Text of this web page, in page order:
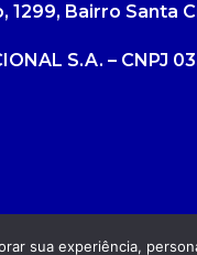
Bairro Santa
S.A. – CNPJ
reservados.
sua experiência,